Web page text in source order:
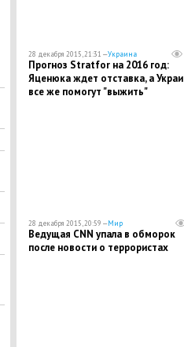
28 декабря 2015, 21:31 —Украина
Прогноз Stratfor на 2016 год:
Яценюка ждет отставка, а
все же помогут "выжить"
28 декабря 2015, 20:59 —Мир
Ведущая CNN упала в обморок
после новости о террористах